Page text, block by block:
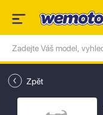
Zpět